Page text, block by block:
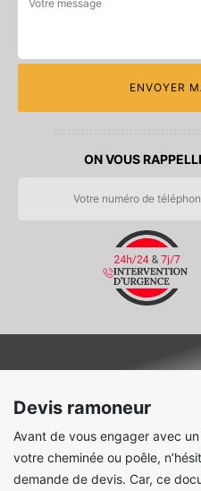
ON VOUS
Devis ramoneur
Avant de vous engager avec
votre cheminée ou poêle,
demande de devis. Car, ce